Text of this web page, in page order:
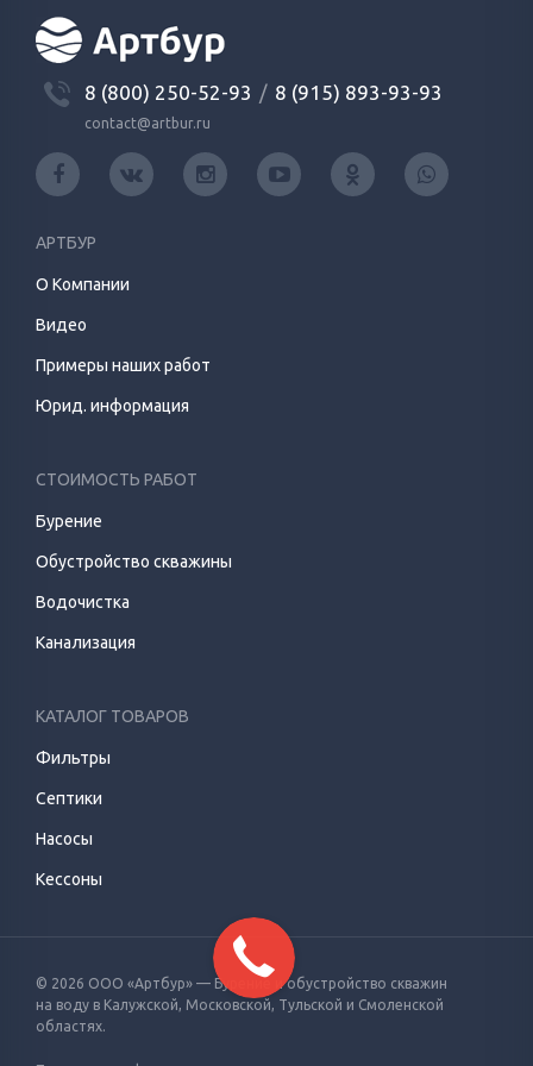
8 (800) 250-52-93 / 8 (915) 893-93-93
contact@artbur.ru
АРТБУР
О Компании
Видео
Примеры наших работ
Юрид. информация
СТОИМОСТЬ РАБОТ
Бурение
Обустройство скважины
Водочистка
Канализация
КАТАЛОГ ТОВАРОВ
Фильтры
Септики
Насосы
Кессоны
© 2026 ООО «Артбур» — Бурение и обустройство скважин
на воду в Калужской, Московской, Тульской и Смоленской
областях.